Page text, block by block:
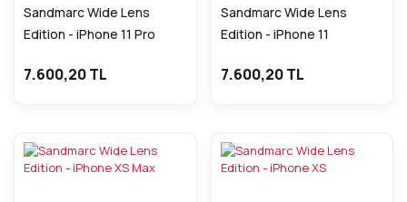
Sandmarc Wide Lens
Edition - iPhone 11 Pro
7.600,20 TL
Sandmarc Wide Lens
Edition - iPhone 11
7.600,20 TL